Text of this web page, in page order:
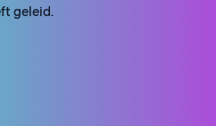
geleid.